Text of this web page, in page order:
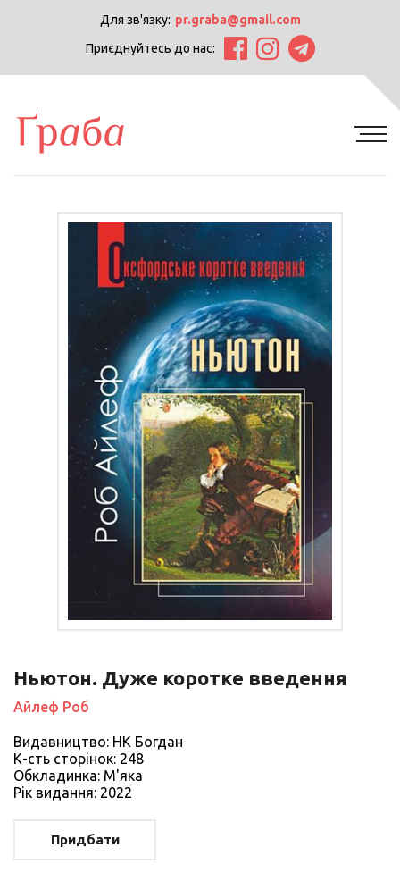
Для зв'язку: pr.graba@gmail.com
Приєднуйтесь до нас:
Ньютон. Дуже коротке введення
Айлеф Роб
Видавництво: НК Богдан
К-сть сторiнок: 248
Обкладинка: М'яка
Рiк видання: 2022
Придбати